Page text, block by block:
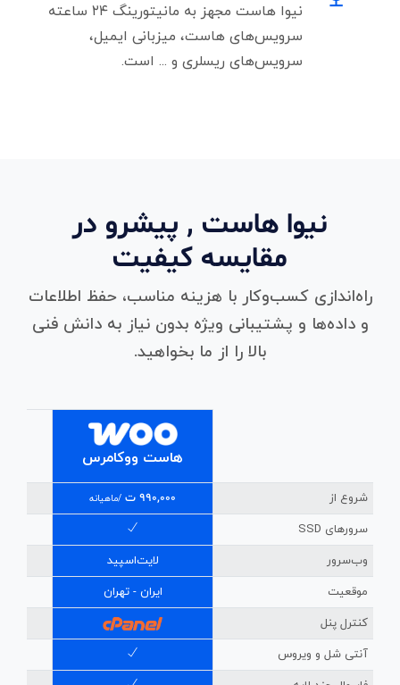
نیوا هاست مجهز به مانیتورینگ ۲۴ ساعته
سرویس‌های هاست، میزبانی ایمیل،
سرویس‌های ریسلری و ... است.
نیوا هاست , پیشرو در
مقایسه کیفیت
راه‌اندازی کسب‌وکار با هزینه مناسب، حفظ اطلاعات
و داده‌ها و پشتیبانی ویژه بدون نیاز به دانش فنی
بالا را از ما بخواهید.
هاست ووکامرس
شروع از 990,000 ت /ماهیانه
سرورهای SSD
وب‌سرور
لایت‌اسپید
موقعیت
ایران - تهران
کنترل پنل
آنتی شل و ویروس